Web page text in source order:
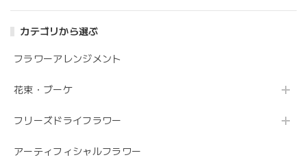
カテゴリから選ぶ
フラワーアレンジメント
花束・ブーケ
フリーズドライフラワー
アーティフィシャルフラワー
丁寧に梱包されていて、 配送の問題は特にありませんでし
ます。 今後も利用したい信頼のおける花屋さんです。
うれしいお返事ありがとうございました。 スタ
お花をお作りさせて頂きますので よろしくお願